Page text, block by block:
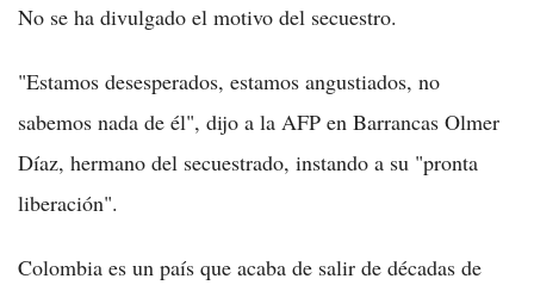
No se ha divulgado el motivo del secuestro.
"Estamos desesperados, estamos angustiados, no
sabemos nada de él", dijo a la AFP en Barrancas Olmer
Díaz, hermano del secuestrado, instando a su "pronta
liberación".
Colombia es un país que acaba de salir de décadas de